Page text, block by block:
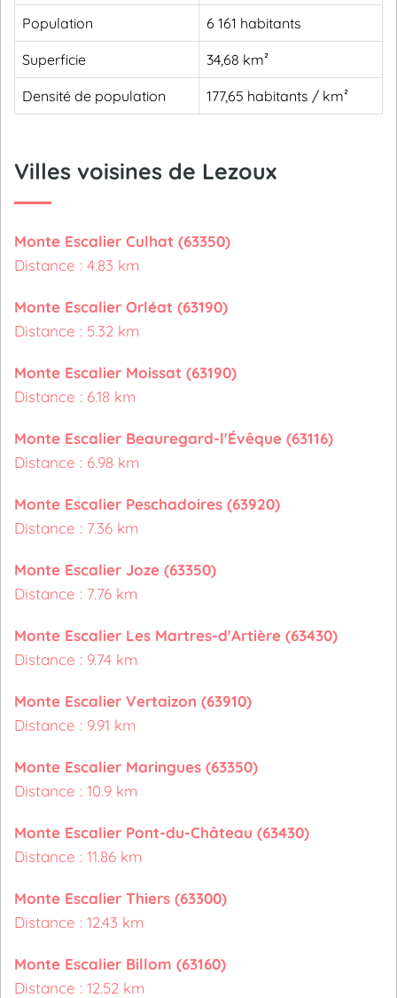
Population 6 161 habitants
Superficie 34,68 km²
Densité de population 177,65 habitants / km²
Villes voisines de Lezoux
Monte Escalier Culhat (63350)
Distance : 4.83 km
Monte Escalier Orléat (63190)
Distance : 5.32 km
Monte Escalier Moissat (63190)
Distance : 6.18 km
Monte Escalier Beauregard-l'Évêque (63116)
Distance : 6.98 km
Monte Escalier Peschadoires (63920)
Distance : 7.36 km
Monte Escalier Joze (63350)
Distance : 7.76 km
Monte Escalier Les Martres-d'Artière (63430)
Distance : 9.74 km
Monte Escalier Vertaizon (63910)
Distance : 9.91 km
Monte Escalier Maringues (63350)
Distance : 10.9 km
Monte Escalier Pont-du-Château (63430)
Distance : 11.86 km
Monte Escalier Thiers (63300)
Distance : 12.43 km
Monte Escalier Billom (63160)
Distance : 12.52 km